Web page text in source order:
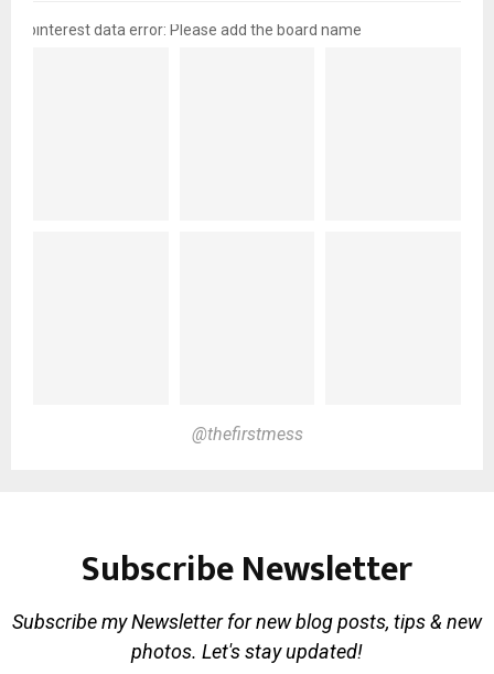
pinterest data error: Please add the board name
@thefirstmess
Subscribe Newsletter
Subscribe my Newsletter for new blog posts, tips & new
photos. Let's stay updated!